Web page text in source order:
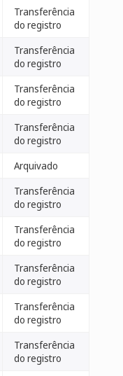
Transferência
do registro
Transferência
do registro
Transferência
do registro
Transferência
do registro
Arquivado
Transferência
do registro
Transferência
do registro
Transferência
do registro
Transferência
do registro
Transferência
do registro